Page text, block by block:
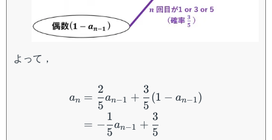
よって，
\begin{aligned} a_n
an =
5
2
an−1 +
5
3
(1 − an−1)
= −
5
1
an−1 +
5
3